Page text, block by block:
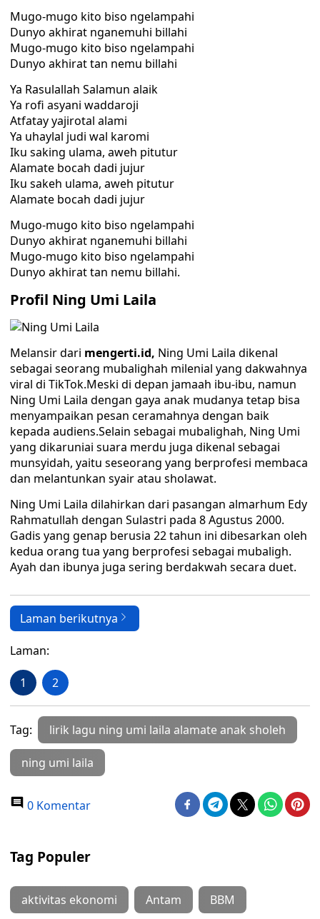
Mugo-mugo kito biso ngelampahi
Dunyo akhirat nganemuhi billahi
Mugo-mugo kito biso ngelampahi
Dunyo akhirat tan nemu billahi
Ya Rasulallah Salamun alaik
Ya rofi asyani waddaroji
Atfatay yajirotal alami
Ya uhaylal judi wal karomi
Iku saking ulama, aweh pitutur
Alamate bocah dadi jujur
Iku sakeh ulama, aweh pitutur
Alamate bocah dadi jujur
Mugo-mugo kito biso ngelampahi
Dunyo akhirat nganemuhi billahi
Mugo-mugo kito biso ngelampahi
Dunyo akhirat tan nemu billahi.
Profil Ning Umi Laila
Melansir dari mengerti.id, Ning Umi Laila dikenal
sebagai seorang mubalighah milenial yang dakwahnya
viral di TikTok.Meski di depan jamaah ibu-ibu, namun
Ning Umi Laila dengan gaya anak mudanya tetap bisa
menyampaikan pesan ceramahnya dengan baik
kepada audiens.Selain sebagai mubalighah, Ning Umi
yang dikaruniai suara merdu juga dikenal sebagai
munsyidah, yaitu seseorang yang berprofesi membaca
dan melantunkan syair atau sholawat.
Ning Umi Laila dilahirkan dari pasangan almarhum Edy
Rahmatullah dengan Sulastri pada 8 Agustus 2000.
Gadis yang genap berusia 22 tahun ini dibesarkan oleh
kedua orang tua yang berprofesi sebagai mubaligh.
Ayah dan ibunya juga sering berdakwah secara duet.
Laman berikutnya
Laman:
1 2
Tag: lirik lagu ning umi laila alamate anak sholeh
ning umi laila
0 Komentar
Tag Populer
aktivitas ekonomi Antam BBM